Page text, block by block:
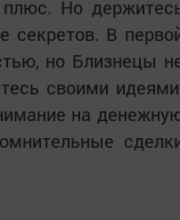
плюс. Но
секретов. В
но Близнецы
своими
на